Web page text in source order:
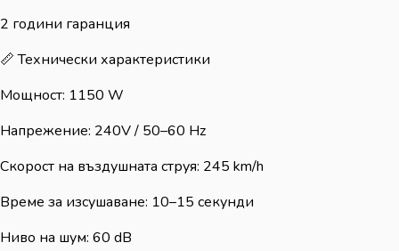
2 години гаранция
📏 Технически характеристики
Мощност: 1150 W
Напрежение: 240V / 50–60 Hz
Скорост на въздушната струя: 245 km/h
Време за изсушаване: 10–15 секунди
Ниво на шум: 60 dB